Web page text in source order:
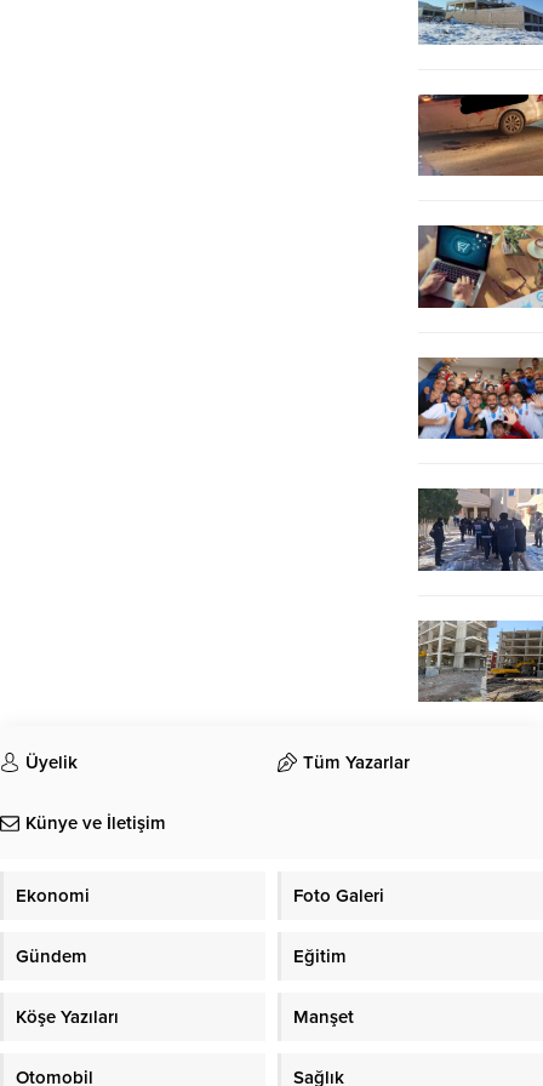
Üyelik Tüm Yazarlar
Künye ve İletişim
Ekonomi Foto Galeri
Gündem Eğitim
Köşe Yazıları Manşet
Otomobil Sağlık